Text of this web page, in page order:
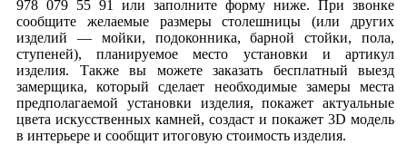
978 079 55 91 или заполните форму ниже. При звонке
сообщите желаемые размеры столешницы (или других
изделий — мойки, подоконника, барной стойки, пола,
ступеней), планируемое место установки и артикул
изделия. Также вы можете заказать бесплатный выезд
замерщика, который сделает необходимые замеры места
предполагаемой установки изделия, покажет актуальные
цвета искусственных камней, создаст и покажет 3D модель
в интерьере и сообщит итоговую стоимость изделия.